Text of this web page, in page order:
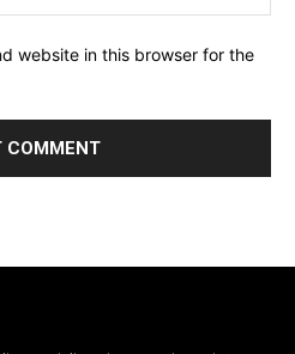
website in this browser for the